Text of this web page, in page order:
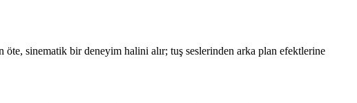
öte, sinematik bir deneyim halini alır; tuş seslerinden arka plan efektlerine